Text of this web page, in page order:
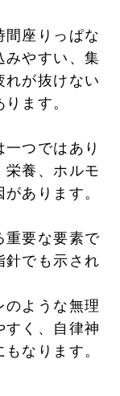
座りっぱな
みやすい、集
が抜けない
ます。
つではあり
栄養、ホルモ
あります。
重要な要素で
針でも示され
ような無理
く、自律神
なります。